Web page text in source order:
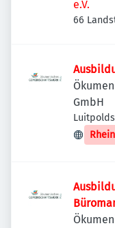
e.V.
66
GmbH